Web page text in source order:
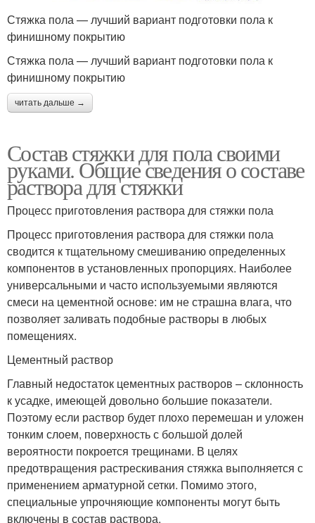
Стяжка пола — лучший вариант подготовки пола к
финишному покрытию
Стяжка пола — лучший вариант подготовки пола к
финишному покрытию
читать дальше →
Состав стяжки для пола своими
руками. Общие сведения о составе
раствора для стяжки
Процесс приготовления раствора для стяжки пола
Процесс приготовления раствора для стяжки пола
сводится к тщательному смешиванию определенных
компонентов в установленных пропорциях. Наиболее
универсальными и часто используемыми являются
смеси на цементной основе: им не страшна влага, что
позволяет заливать подобные растворы в любых
помещениях.
Цементный раствор
Главный недостаток цементных растворов – склонность
к усадке, имеющей довольно большие показатели.
Поэтому если раствор будет плохо перемешан и уложен
тонким слоем, поверхность с большой долей
вероятности покроется трещинами. В целях
предотвращения растрескивания стяжка выполняется с
применением арматурной сетки. Помимо этого,
специальные упрочняющие компоненты могут быть
включены в состав раствора.